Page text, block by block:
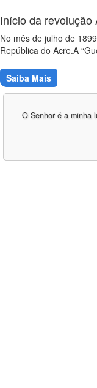
Início da revolução
No mês de julho de
República do Acre.A
Saiba Mais
O Senhor é a minha